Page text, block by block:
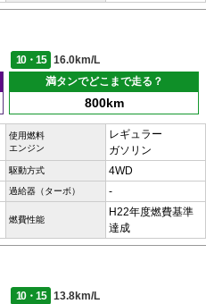
10・15
16.0km/L
満タンでどこまで走る？
800km
使用燃料
エンジン
レギュラー
ガソリン
駆動方式 4WD
過給器（ターボ） -
燃費性能
H22年度燃費基準
達成
10・15
13.8km/L